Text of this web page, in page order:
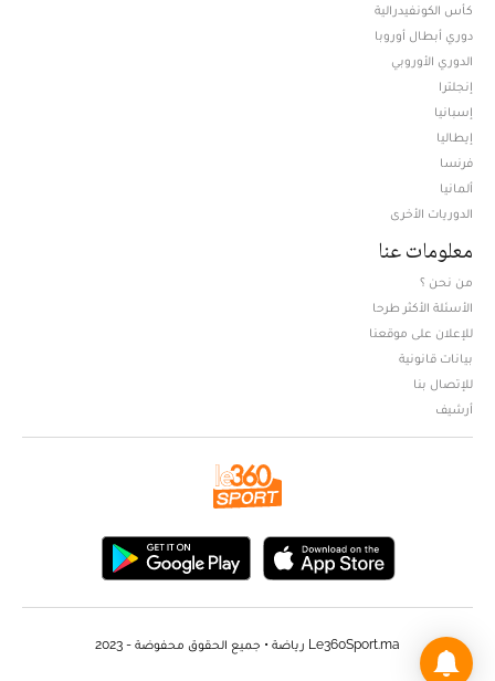
كأس الكونفيدرالية
دوري أبطال أوروبا
الدوري الأوروبي
إنجلترا
إسبانيا
إيطاليا
فرنسا
ألمانيا
الدوريات الأخرى
معلومات عنا
من نحن ؟
الأسئلة الأكثر طرحا
للإعلان على موقعنا
بيانات قانونية
للإتصال بنا
أرشيف
Le360Sport.ma رياضة • جميع الحقوق محفوضة - 2023